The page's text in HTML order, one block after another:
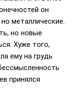
он
металлические.
но новые
Хуже того,
ему на грудь
принялся